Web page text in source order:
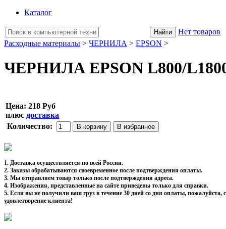
Каталог
Нет товаров
Расходные материалы > ЧЕРНИЛА > EPSON >
ЧЕРНИЛА EPSON L800/
Цена: 218 Руб
плюс доставка
Количество:
1. Доставка осуществляется по всей России.
2. Заказы обрабатываются своевременное после подтверждения оплаты.
3. Мы отправляем товар только после подтверждения адреса.
4. Изображения, представленные на сайте приведены только для справки.
5. Если вы не получили ваш груз в течение 30 дней со дня оплаты,
удовлетворение клиента!